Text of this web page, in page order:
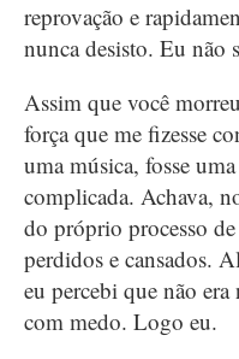
reprovação e
nunca desisto. Eu não
Assim que você
força que me fizesse
uma música, fosse
complicada. Achava,
do próprio processo
perdidos e cansados.
eu percebi que não
com medo. Logo eu.